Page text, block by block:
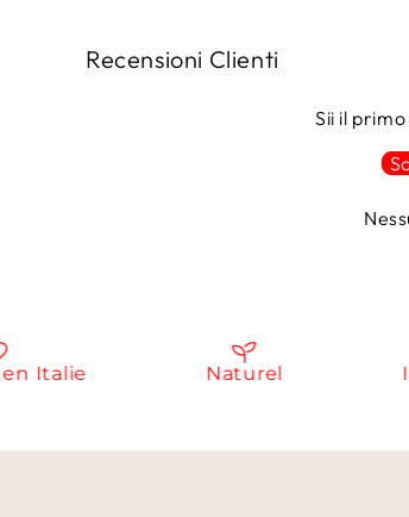
Recensioni Clienti
Sii il
Naturel